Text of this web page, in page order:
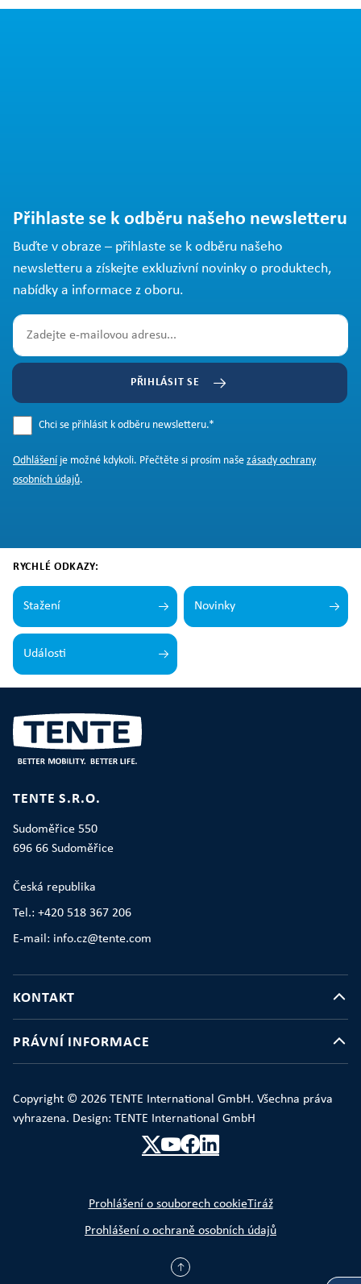
Přihlaste se k odběru našeho newsletteru
Buďte v obraze – přihlaste se k odběru našeho
newsletteru a získejte exkluzivní novinky o produktech,
nabídky a informace z oboru.
PŘIHLÁSIT SE
Chci se přihlásit k odběru newsletteru.*
Odhlášení je možné kdykoli. Přečtěte si prosím naše zásady ochrany
osobních údajů.
RYCHLÉ ODKAZY:
Stažení Novinky
Události
TENTE S.R.O.
Sudoměřice 550
696 66 Sudoměřice
Česká republika
Tel.: +420 518 367 206
E-mail: info.cz@tente.com
KONTAKT
PRÁVNÍ INFORMACE
Copyright © 2026 TENTE International GmbH. Všechna práva
vyhrazena. Design: TENTE International GmbH
Prohlášení o souborech cookieTiráž
Prohlášení o ochraně osobních údajů